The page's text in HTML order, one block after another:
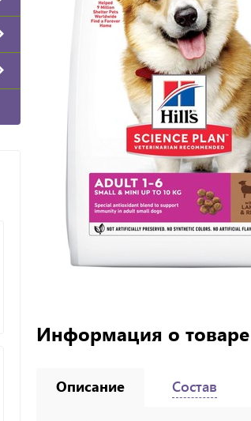
Информация о товаре
Описание Состав